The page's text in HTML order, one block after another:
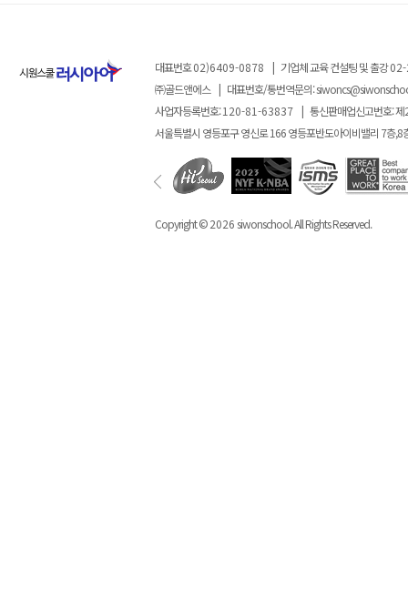
대표번호02)6409-0878 | 기업체 교육 컨설팅 및 출강
㈜골드앤에스 | 대표번호/통번역문의:
사업자등록번호:120-81-63837 | 통신판매업신고번호: 제
서울특별시 영등포구 영신로 166 영등포반도아이비밸리 7층,8
Copyright ©2026siwonschool. All Rights Reserved.